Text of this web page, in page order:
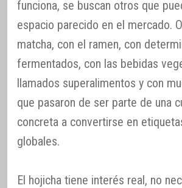
funciona, se buscan otros que
espacio parecido en el mercado.
matcha, con el ramen, con
fermentados, con las bebidas
llamados superalimentos y con
que pasaron de ser parte de una
concreta a convertirse en
globales.
El hojicha tiene interés real, no